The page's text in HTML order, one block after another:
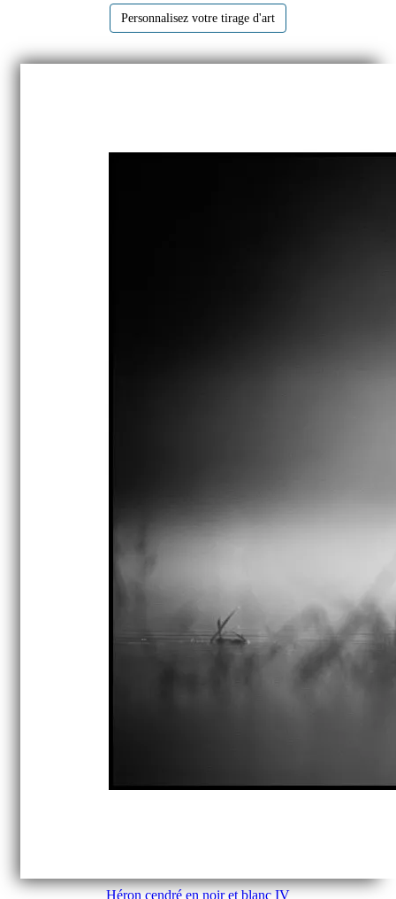
Personnalisez votre tirage d'art
Héron cendré en noir et blanc IV